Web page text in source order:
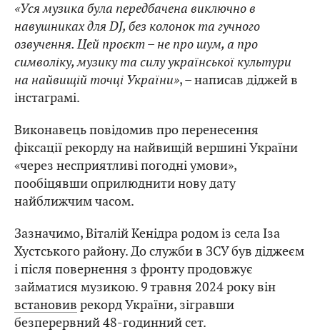
«Уся музика була передбачена виключно в
навушниках для DJ, без колонок та гучного
озвучення. Цей проєкт – не про шум, а про
символіку, музику та силу української культури
на найвищій точці України», – написав діджей в
інстаграмі.
Виконавець повідомив про перенесення
фіксації рекорду на найвищій вершині України
«через несприятливі погодні умови»,
пообіцявши оприлюднити нову дату
найближчим часом.
Зазначимо, Віталій Кенідра родом із села Іза
Хустського району. До служби в ЗСУ був діджеєм
і після повернення з фронту продовжує
займатися музикою. 9 травня 2024 року він
встановив рекорд України, зігравши
безперервний 48-годинний сет.